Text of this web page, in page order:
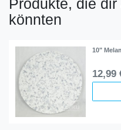
Produkte, die
könnten
10"
12,99